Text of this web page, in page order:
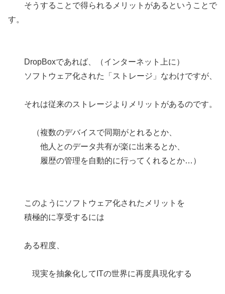
そうすることで得られるメリットがあるということで
す。
DropBoxであれば、（インターネット上に）
ソフトウェア化された「ストレージ」なわけですが、
それは従来のストレージよりメリットがあるのです。
（複数のデバイスで同期がとれるとか、
他人とのデータ共有が楽に出来るとか、
履歴の管理を自動的に行ってくれるとか…）
このようにソフトウェア化されたメリットを
積極的に享受するには
ある程度、
現実を抽象化してITの世界に再度具現化する